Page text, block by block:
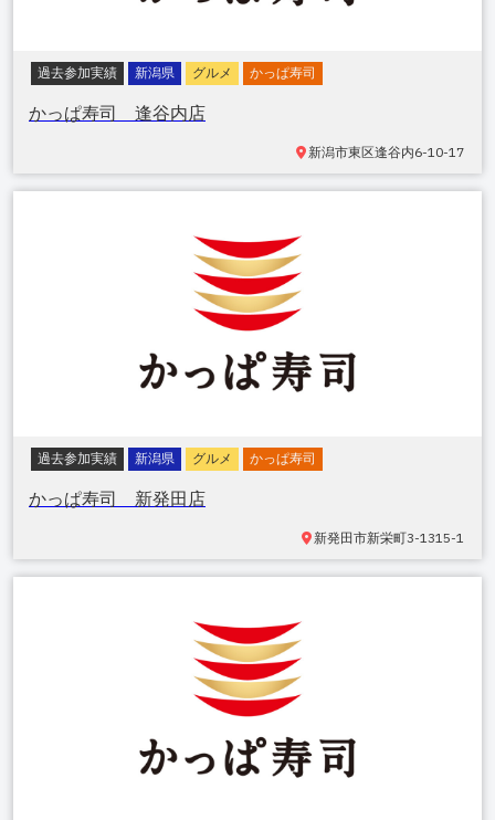
過去参加実績 新潟県 グルメ かっぱ寿司
かっぱ寿司 逢谷内店
新潟市東区逢谷内6-10-17
過去参加実績 新潟県 グルメ かっぱ寿司
かっぱ寿司 新発田店
新発田市新栄町3-1315-1